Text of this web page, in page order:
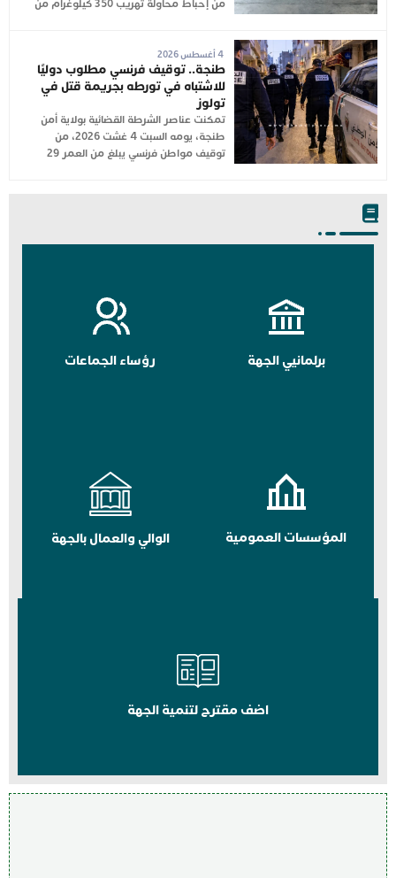
من إحباط محاولة تهريب 350 كيلوغرام من
4 أغسطس 2026
طنجة.. توقيف فرنسي مطلوب دوليًا
للاشتباه في تورطه بجريمة قتل في
تولوز
تمكنت عناصر الشرطة القضائية بولاية أمن
طنجة، يومه السبت 4 غشت 2026، من
توقيف مواطن فرنسي يبلغ من العمر 29
برلمانيي الجهة رؤساء الجماعات
المؤسسات العمومية الوالي والعمال بالجهة
اضف مقترح لتنمية الجهة